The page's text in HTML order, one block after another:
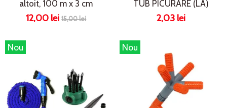
altoit, 100 m x 3 cm
12,00 lei15,00 lei
TUB PICURARE (LA)
2,03 lei
Nou Nou